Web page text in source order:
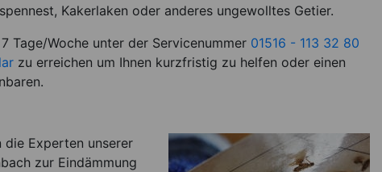
Kakerlaken oder anderes ungewolltes Getier.
Tage/Woche unter der Servicenummer 01516 - 113 32 80
zu erreichen um Ihnen kurzfristig zu helfen oder einen
Experten unserer
zur Eindämmung